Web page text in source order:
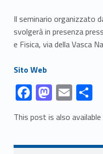
Il seminario organizzato
svolgerà in presenza
e Fisica, via della Vasca
Link identifier #identifier__89574-1
Sito Web
Link identifier #identifier__115803-1
F
ac
e
b
Link identifier #identifier__102266-2 M
as
to
d
Link identifier #identifier__48533-3 E
m
ai
l
Link identifier #identifier__168638-4 C
o
n
This post is also available
Skip back to navigation